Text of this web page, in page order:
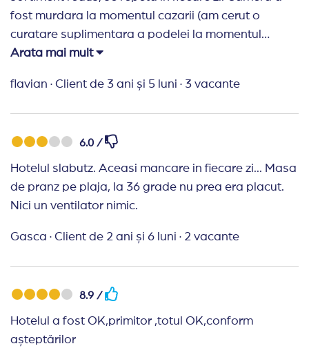
problema pe toată perioada sejurului. Ceck in-ul se
face la orele 15 dar.. am un sfat pentru cei care
doresc să câștige o zi! Dacă ajungeți de dimineață
brățările pe loc, aveți imediat acces la lobby bar ,
beachbarr și primiți prosoape pentru la plajă, în cel
după vă puteți bucura de o zi de plajă și de toate
resursele hotelului.Noi așa am procedat și consider
că s-au meritat din plin. Ca impresie generală..
bulgarii știu să facă turism iar când spui :
fost murdara la momentul cazarii (am cerut o
curatare suplimentara a podelei la momentul
cazarii). Vesela zoita si tacamurile murdare!
Arata mai mult
flavian · Client de 3 ani și 5 luni · 3 vacante
6.0 /
Hotelul slabutz. Aceasi mancare in fiecare zi... Masa
de pranz pe plaja, la 36 grade nu prea era placut.
Nici un ventilator nimic.
Gasca · Client de 2 ani și 6 luni · 2 vacante
8.9 /
Hotelul a fost OK,primitor ,totul OK,conform
așteptărilor